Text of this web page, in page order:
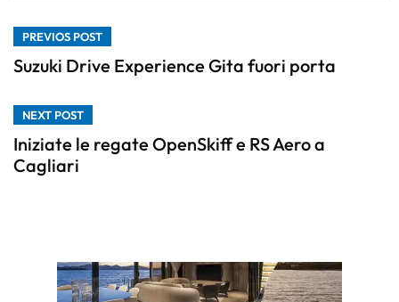
PREVIOS POST
Suzuki Drive Experience Gita fuori porta
NEXT POST
Iniziate le regate OpenSkiff e RS Aero a
Cagliari